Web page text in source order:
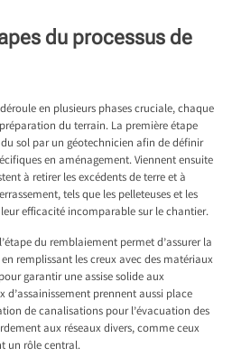
du processus de
en plusieurs phases cruciale, chaque
du terrain. La première étape
sol par un géotechnicien afin de définir
en aménagement. Viennent ensuite
à retirer les excédents de terre et à
tels que les pelleteuses et les
efficacité incomparable sur le chantier.
du remblaiement permet d’assurer la
remplissant les creux avec des matériaux
garantir une assise solide aux
prennent aussi place
de canalisations pour l’évacuation des
aux réseaux divers, comme ceux
un rôle central.